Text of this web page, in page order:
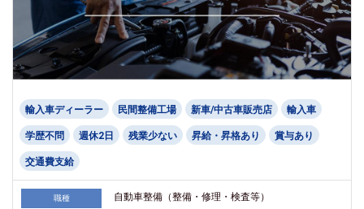
輸入車ディーラー 民間整備工場 新車/中古車販売店 輸入車
学歴不問 週休2日 残業少ない 昇給・昇格あり 賞与あり
交通費支給
職種 自動車整備（整備・修理・検査等）